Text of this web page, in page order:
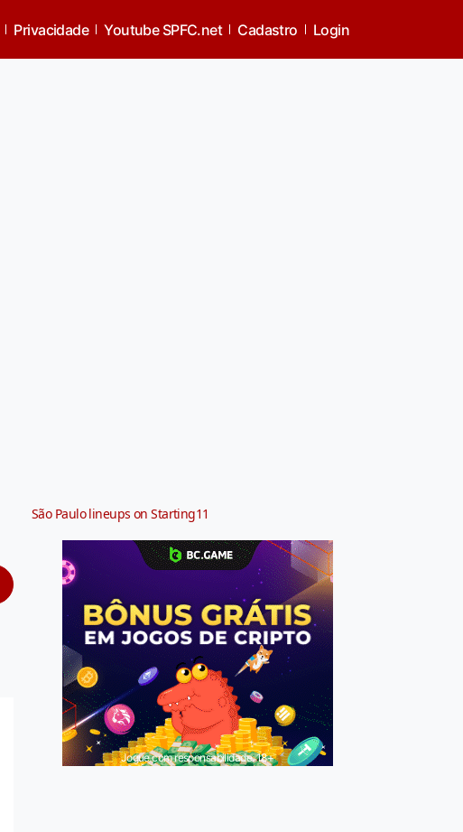
Privacidade Youtube SPFC.net Cadastro Login
São Paulo lineups on Starting11
Jogue com responsabilidade. 18+